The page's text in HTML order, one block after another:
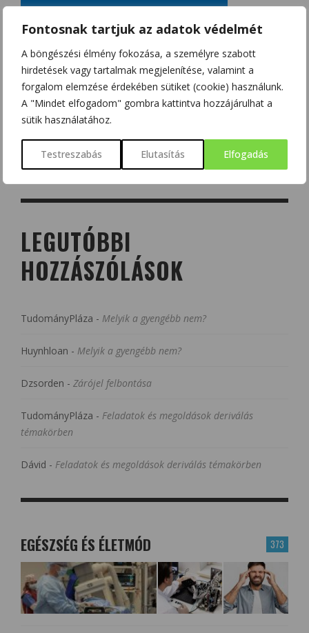
Fontosnak tartjuk az adatok védelmét
A böngészési élmény fokozása, a személyre szabott
hirdetések vagy tartalmak megjelenítése, valamint a
forgalom elemzése érdekében sütiket (cookie) használunk.
A "Mindet elfogadom" gombra kattintva hozzájárulhat a
sütik használatához.
Testreszabás Elutasítás Elfogadás
LEGUTÓBBI
HOZZÁSZÓLÁSOK
TudományPláza - Melyik a gyengébb nem?
Huynhloan - Melyik a gyengébb nem?
Dzsorden - Zárójel felbontása
TudományPláza - Feladatok és megoldások deriválás
témakörben
Dávid - Feladatok és megoldások deriválás témakörben
373
EGÉSZSÉG ÉS ÉLETMÓD